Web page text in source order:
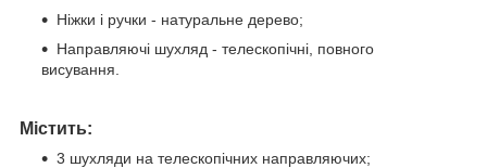
Ніжки і ручки - натуральне дерево;
Направляючі шухляд - телескопічні, повного
висування.
Містить:
3 шухляди на телескопічних направляючих;